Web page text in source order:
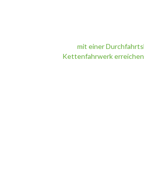
mit einer
Kettenfahrwerk